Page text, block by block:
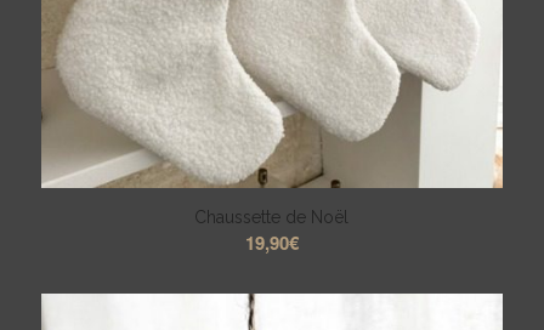
Chaussette de Noël
19,90€